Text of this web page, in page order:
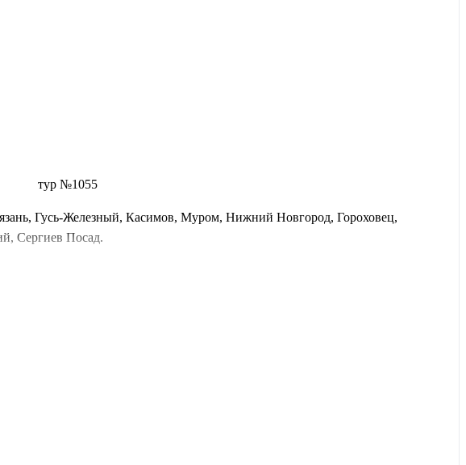
тур №1055
Гусь-Железный, Касимов, Муром, Нижний Новгород, Гороховец,
Сергиев Посад.
к фрескам, которым сотни лет, и услышите колокольные звоны над
гида о князьях, купцах и поэтах.